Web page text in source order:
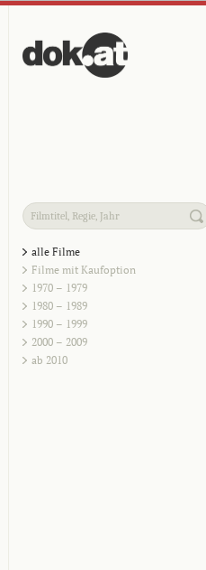
alle Filme
Filme mit Kaufoption
1970 – 1979
1980 – 1989
1990 – 1999
2000 – 2009
ab 2010